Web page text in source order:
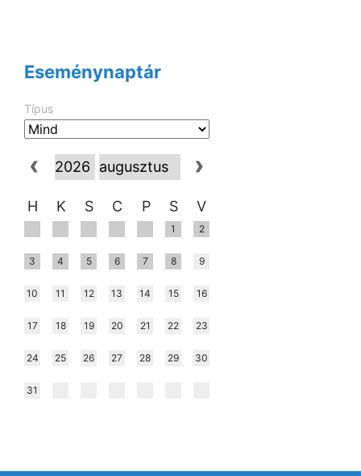
Eseménynaptár
Típus
H K S C P S V
1 2
3 4 5 6 7 8 9
10 11 12 13 14 15 16
17 18 19 20 21 22 23
24 25 26 27 28 29 30
31